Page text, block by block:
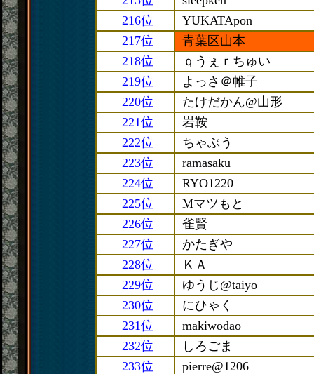
216位
YUKATApon
217位
青葉区山本
218位
ｑうぇｒちゅい
219位
よっさ＠帷子
220位
たけだかん@山形
221位
岩鞍
222位
ちゃぶう
223位
ramasaku
224位
RYO1220
225位
Mマツもと
226位
雀賢
227位
かたぎや
228位
ＫＡ
229位
ゆうじ@taiyo
230位
にひゃく
231位
makiwodao
232位
しろごま
233位
pierre@1206